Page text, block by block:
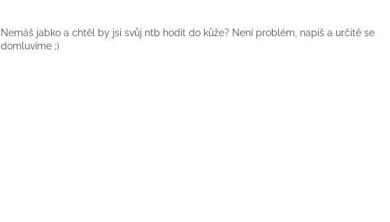
Nemáš jabko a chtěl by jsi svůj ntb hodit do kůže? Není problém, napiš a určitě se
domluvíme ;)